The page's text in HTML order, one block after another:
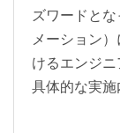
ズワードと
メーション
けるエンジ
具体的な実施